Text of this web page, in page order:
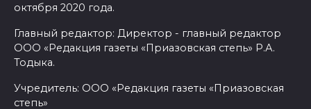
октября 2020 года.
Главный редактор: Директор - главный редактор
ООО «Редакция газеты «Приазовская степь» Р.А.
Тодыка.
Учредитель: ООО «Редакция газеты «Приазовская
степь»